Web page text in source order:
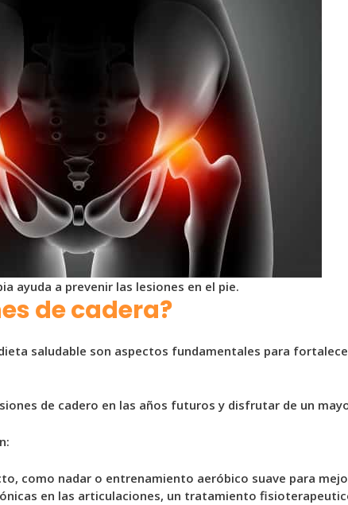
ayuda a prevenir las lesiones en el pie.
de cadera?
saludable son aspectos fundamentales para
de cadero en las años futuros y disfrutar de un
como nadar o entrenamiento aeróbico suave para
en las articulaciones, un tratamiento